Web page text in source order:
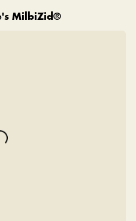
MilbiZid®